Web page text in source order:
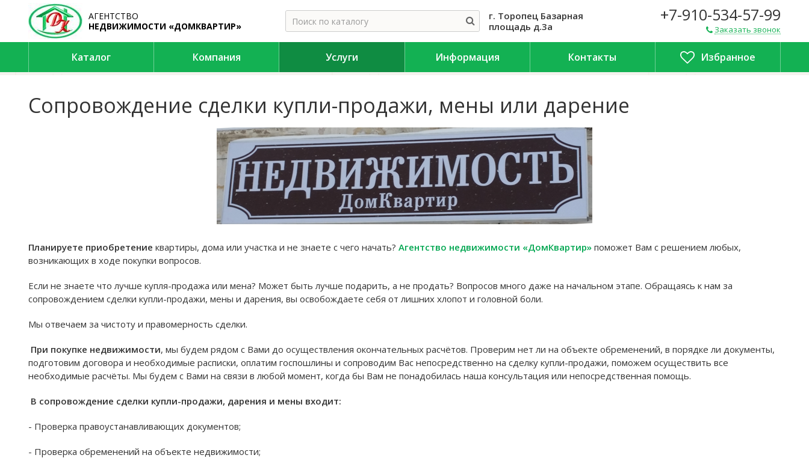
АГЕНТСТВО
НЕДВИЖИМОСТИ «ДОМКВАРТИР»
г. Торопец Базарная
площадь д.3а
+7-910-534-57-99
Заказать звонок
Каталог Компания Услуги Информация Контакты Избранное
Услуги
Сопровождение сделки купли-продажи, мены или дарение
Планируете приобретение квартиры, дома или участка и не знаете с чего начать? Агентство недвижимости «ДомКвартир» поможет Вам с решением любых,
возникающих в ходе покупки вопросов.
Если не знаете что лучше купля-продажа или мена? Может быть лучше подарить, а не продать? Вопросов много даже на начальном этапе. Обращаясь к нам за
сопровождением сделки купли-продажи, мены и дарения, вы освобождаете себя от лишних хлопот и головной боли.
Мы отвечаем за чистоту и правомерность сделки.
При покупке недвижимости, мы будем рядом с Вами до осуществления окончательных расчётов. Проверим нет ли на объекте обременений, в порядке ли документы,
подготовим договора и необходимые расписки, оплатим госпошлины и сопроводим Вас непосредственно на сделку купли-продажи, поможем осуществить все
необходимые расчёты. Мы будем с Вами на связи в любой момент, когда бы Вам не понадобилась наша консультация или непосредственная помощь.
В сопровождение сделки купли-продажи, дарения и мены входит:
- Проверка правоустанавливающих документов;
- Проверка обременений на объекте недвижимости;